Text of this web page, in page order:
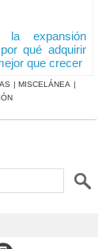
la expansión
qué adquirir
que crecer
MISCELÁNEA